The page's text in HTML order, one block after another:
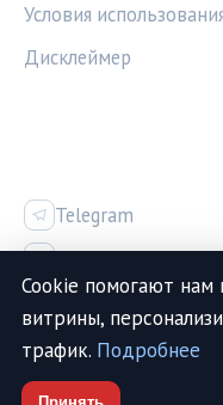
Условия
Дисклеймер
Telegram
Vk
© 2026
Cookie помогают нам
витрины,
трафик. Подробнее